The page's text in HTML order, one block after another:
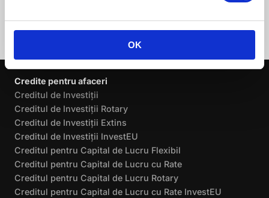
OK
Credite pentru afaceri
Creditul de Investiții
Creditul de Investiții Rotary
Creditul de Investiții Extins
Creditul de Investiții InvestEU
Creditul pentru Capital de Lucru Flexibil
Creditul pentru Capital de Lucru cu Rate
Creditul pentru Capital de Lucru Rotary
Creditul pentru Capital de Lucru cu Rate InvestEU